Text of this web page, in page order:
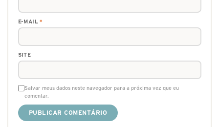
E-MAIL*
SITE
Salvar meus dados neste navegador para a próxima vez que eu
comentar.